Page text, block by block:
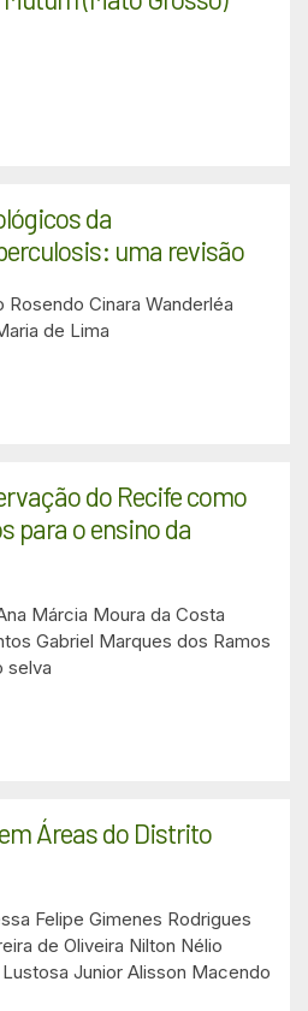
da
uma revisão
Rosendo Cinara Wanderléa
de Lima
do Recife como
para o ensino da
Márcia Moura da Costa
Gabriel Marques dos Ramos
selva
Áreas do Distrito
Felipe Gimenes Rodrigues
de Oliveira Nilton Nélio
Junior Alisson Macendo